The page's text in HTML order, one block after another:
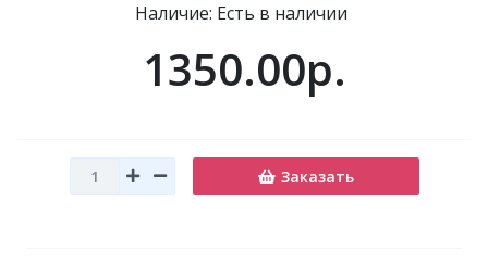
Наличие: Есть в наличии
1350.00р.
Заказать